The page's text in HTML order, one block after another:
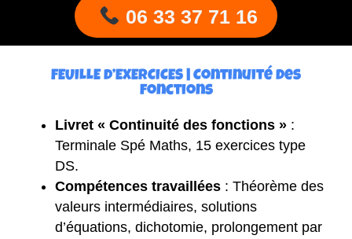
06 33 37 71 16
FEUILLE d’EXERCICES | Continuité des
fonction​s
Livret « Continuité des fonctions​ » :
Terminale Spé Maths, 15 exercices type
DS.
Compétences travaillées : Théorème des
valeurs intermédiaires, solutions
d’équations, dichotomie, prolongement par